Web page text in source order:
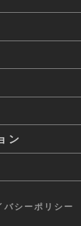
ン
バシーポリシー